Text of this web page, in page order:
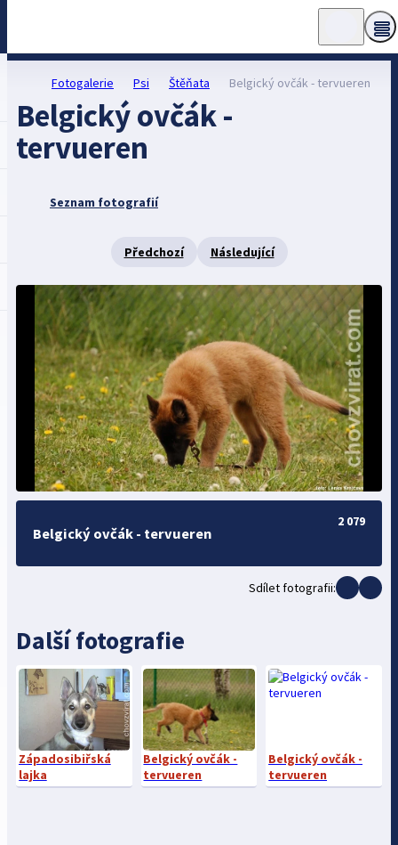
Fotogalerie Psi Štěňata Belgický ovčák - tervueren
Belgický ovčák -
tervueren
Seznam fotografií
Předchozí Následující
Belgický ovčák - tervueren
2 079
Sdílet fotografii:
Další fotografie
Západosibiřská
lajka
Belgický ovčák -
tervueren
Belgický ovčák -
tervueren